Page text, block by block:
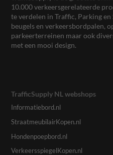
10.000 verkeersgerelateerde
te verdelen in Traffic, Parking
beugels en verkeersbordpalen,
parkeerterreinen maar ook
met een mooi design.
TrafficSupply NL webshops
Informatiebord.nl
StraatmeubilairKopen.nl
Hondenpoepbord.nl
VerkeersspiegelKopen.nl